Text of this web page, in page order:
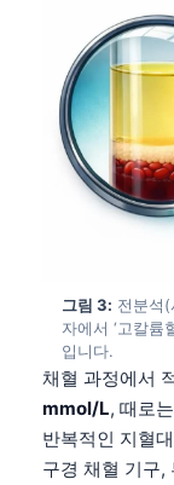
그림 3: 전분석
자에서 ‘고칼륨
입니다.
채혈 과정에서
mmol/L, 때로
반복적인 지혈
구경 채혈 기구,